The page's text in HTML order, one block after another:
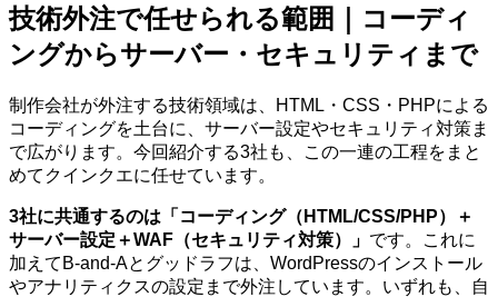
技術外注で任せられる範囲｜コーディ
ングからサーバー・セキュリティまで
制作会社が外注する技術領域は、HTML・CSS・PHPによる
コーディングを土台に、サーバー設定やセキュリティ対策ま
で広がります。今回紹介する3社も、この一連の工程をまと
めてクインクエに任せています。
3社に共通するのは「コーディング（HTML/CSS/PHP）＋
サーバー設定＋WAF（セキュリティ対策）」 です。これに
加えてB-and-Aとグッドラフは、WordPressのインストール
やアナリティクスの設定まで外注しています。いずれも、自